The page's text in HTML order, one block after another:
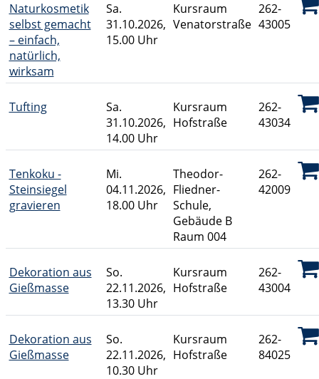
Naturkosmetik
selbst gemacht
– einfach,
natürlich,
wirksam
Sa.
31.10.2026,
15.00 Uhr
Kursraum
Venatorstraße
262-
43005
Tufting
Sa.
31.10.2026,
14.00 Uhr
Kursraum
Hofstraße
262-
43034
Tenkoku -
Steinsiegel
gravieren
Mi.
04.11.2026,
18.00 Uhr
Theodor-
Fliedner-
Schule,
Gebäude B
Raum 004
262-
42009
Dekoration aus
Gießmasse
So.
22.11.2026,
13.30 Uhr
Kursraum
Hofstraße
262-
43004
Dekoration aus
Gießmasse
So.
22.11.2026,
10.30 Uhr
Kursraum
Hofstraße
262-
84025